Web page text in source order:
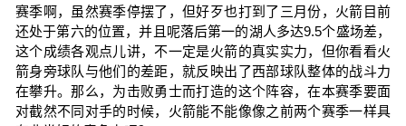
赛季啊，虽然赛季停摆了，但好歹也打到了三月份，火箭目前
还处于第六的位置，并且呢落后第一的湖人多达9.5个盛场差，
这个成绩各观点儿讲，不一定是火箭的真实实力，但你看看火
箭身旁球队与他们的差距，就反映出了西部球队整体的战斗力
在攀升。那么，为击败勇士而打造的这个阵容，在本赛季要面
对截然不同对手的时候，火箭能不能像像之前两个赛季一样具